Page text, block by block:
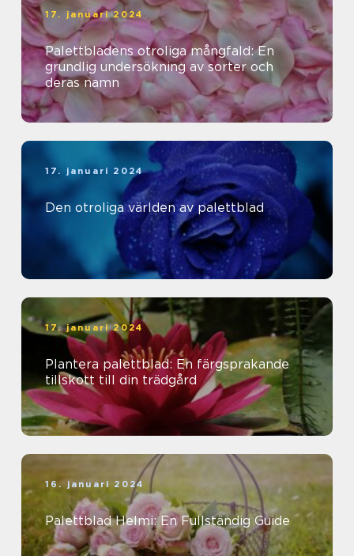
17. januari 2024
Palettbladens otroliga mångfald: En
grundlig undersökning av sorter och
deras namn
17. januari 2024
Den otroliga världen av palettblad
17. januari 2024
Plantera palettblad: En färgsprakande
tillskott till din trädgård
16. januari 2024
Palettblad Helmi: En Fullständig Guide